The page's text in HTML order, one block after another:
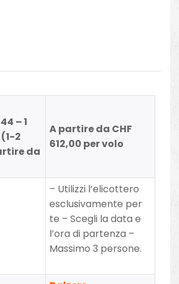
– 1
(1-2
da
A partire da CHF
612,00 per volo
– Utilizzi l’elicottero
esclusivamente per
te – Scegli la data e
l’ora di partenza –
Massimo 3 persone.